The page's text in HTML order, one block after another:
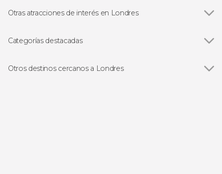
Otras atracciones de interés en Londres
Big Ben
Palacio de Buckingham
Categorías destacadas
Free tours en Londres
Otros destinos cercanos a Londres